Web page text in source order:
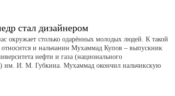
стал дизайнером
окружает столько одарённых молодых людей. К такой
относится и нальчанин Мухаммад Купов – выпускник
нефти и газа (национального
им. И. М. Губкина. Мухаммад окончил нальчикскую